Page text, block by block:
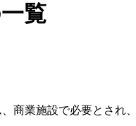
覧
商業施設で必要とされ